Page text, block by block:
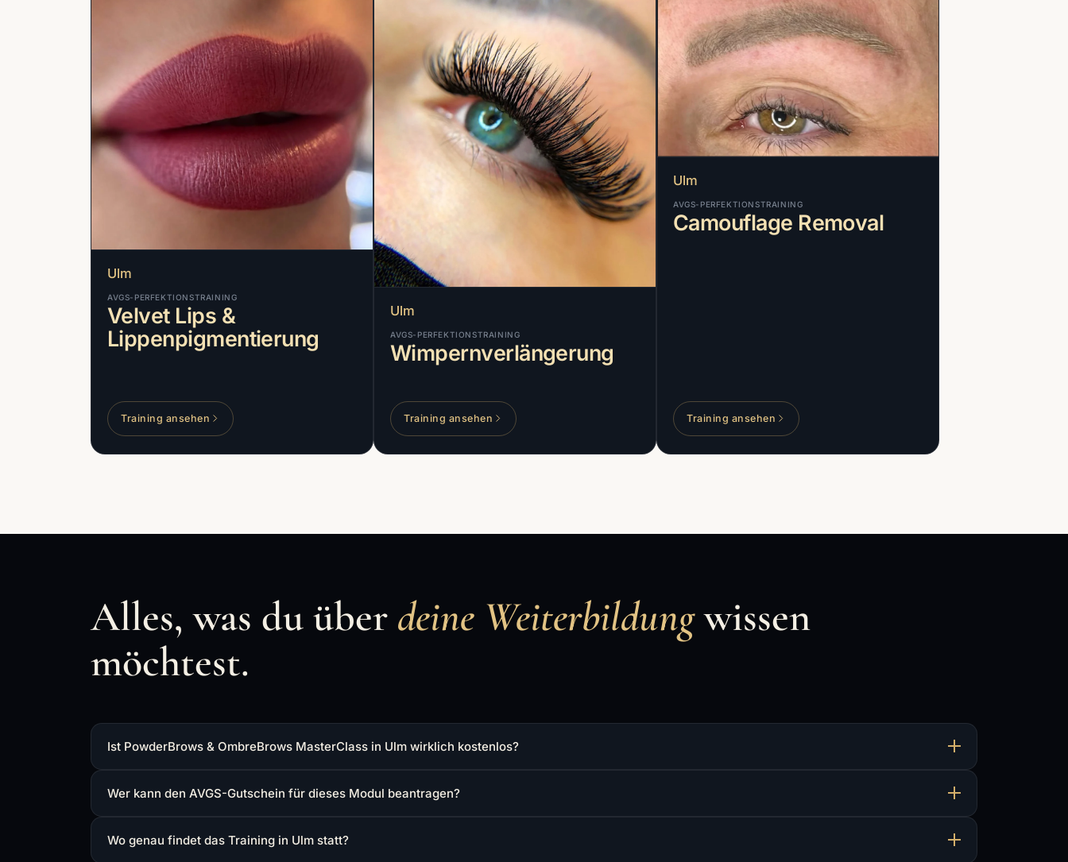
Ulm
AVGS-PERFEKTIONSTRAINING
Velvet Lips &
Lippenpigmentierung
Training ansehen
Ulm
AVGS-PERFEKTIONSTRAINING
Wimpernverlängerung
Training ansehen
Ulm
AVGS-PERFEKTIONSTRAINING
Camouflage Removal
Training ansehen
Alles, was du über deine Weiterbildungwissen
möchtest.
Ist PowderBrows & OmbreBrows MasterClass in Ulm wirklich kostenlos?
Wer kann den AVGS-Gutschein für dieses Modul beantragen?
Wo genau findet das Training in Ulm statt?